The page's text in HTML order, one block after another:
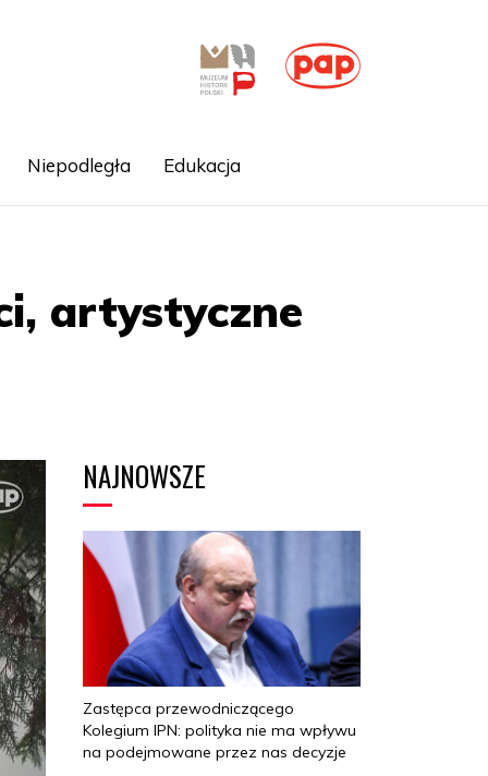
Niepodległa Edukacja
artystyczne
NAJNOWSZE
Zastępca przewodniczącego
Kolegium IPN: polityka nie ma wpływu
na podejmowane przez nas decyzje